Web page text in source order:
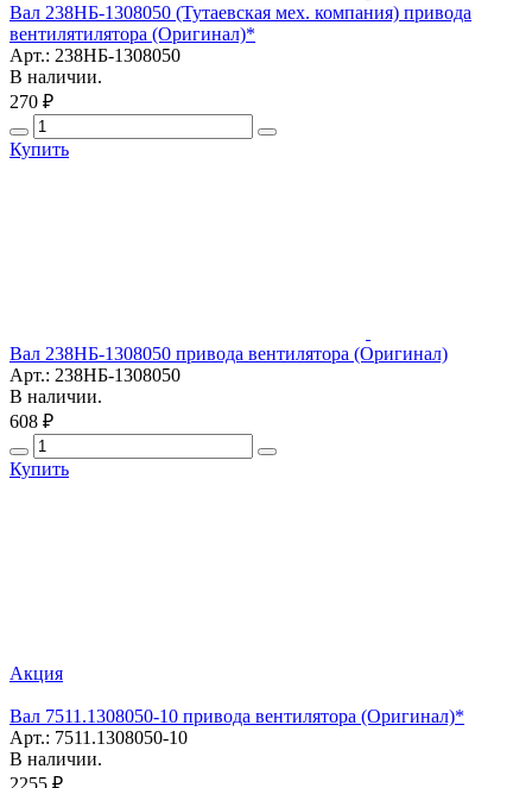
Вал 238НБ-1308050 (Тутаевская мех. компания) привода
вентилятилятора (Оригинал)*
Арт.: 238НБ-1308050
В наличии.
270 ₽
Купить
Вал 238НБ-1308050 привода вентилятора (Оригинал)
Арт.: 238НБ-1308050
В наличии.
608 ₽
Купить
Акция
Вал 7511.1308050-10 привода вентилятора (Оригинал)*
Арт.: 7511.1308050-10
В наличии.
2255 ₽